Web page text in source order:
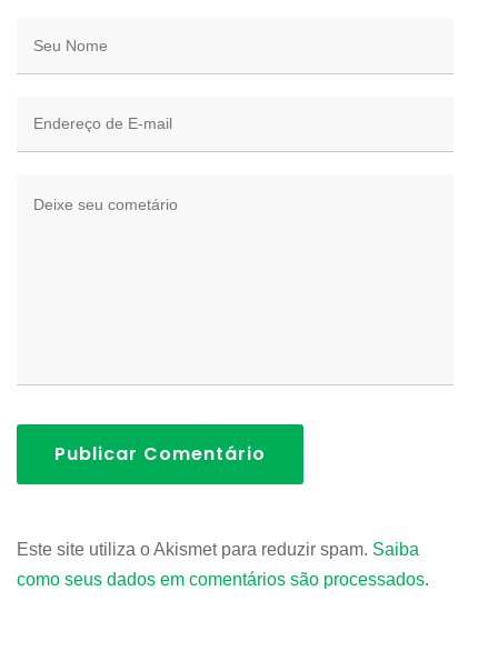
Publicar Comentário
Este site utiliza o Akismet para reduzir spam. Saiba
como seus dados em comentários são processados.